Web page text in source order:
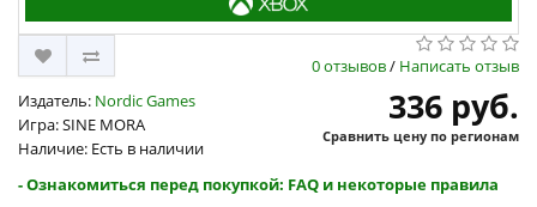
0 отзывов/ Написать отзыв
Издатель: Nordic Games
Игра: SINE MORA
Наличие: Есть в наличии
336 руб.
Сравнить цену по регионам
- Ознакомиться перед покупкой: FAQ и некоторые правила